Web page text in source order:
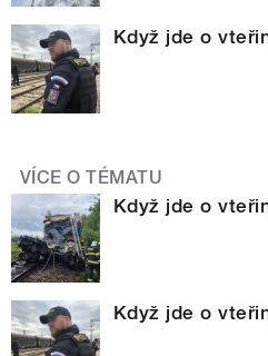
Když jde o
VÍCE O TÉMATU
Když jde o
Když jde o